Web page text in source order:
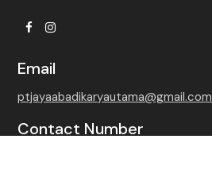
FacebookInstagram
Email
ptjayaabadikaryautama@gmail.com
Contact Number